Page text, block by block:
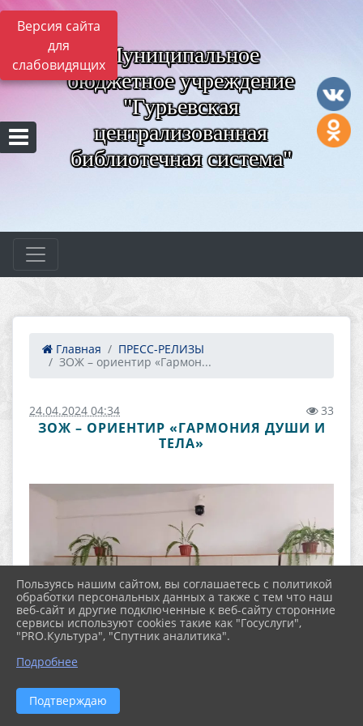
Версия сайта
для
слабовидящих Муниципальное
бюджетное учреждение
"Гурьевская
централизованная
библиотечная система"
Главная
ПРЕСС-РЕЛИЗЫ
ЗОЖ – ориентир «Гармон...
24.04.2024 04:34 33
ЗОЖ – ОРИЕНТИР «ГАРМОНИЯ ДУШИ И
ТЕЛА»
Пользуясь нашим сайтом, вы соглашаетесь с политикой
обработки персональных данных а также с тем что наш
веб-сайт и другие подключенные к веб-сайту сторонние
сервисы используют cookies такие как "Госуслуги",
"PRO.Культура", "Спутник аналитика".
Подробнее
Подтверждаю